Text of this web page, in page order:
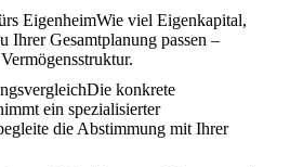
EigenheimWie viel Eigenkapital,
Ihrer Gesamtplanung passen –
Die konkrete
ein spezialisierter
die Abstimmung mit Ihrer